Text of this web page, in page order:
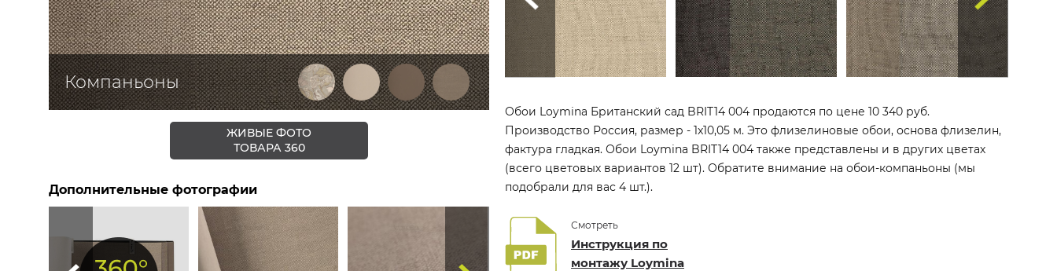
Компаньоны
ЖИВЫЕ ФОТО
ТОВАРА 360
Дополнительные фотографии
Обои Loymina Британский сад BRIT14 004 продаются по цене 10 340 руб.
Производство Россия, размер - 1x10,05 м. Это флизелиновые обои, основа флизелин,
фактура гладкая. Обои Loymina BRIT14 004 также представлены и в других цветах
(всего цветовых вариантов 12 шт). Обратите внимание на обои-компаньоны (мы
подобрали для вас 4 шт.).
Смотреть
Инструкция по
монтажу Loymina